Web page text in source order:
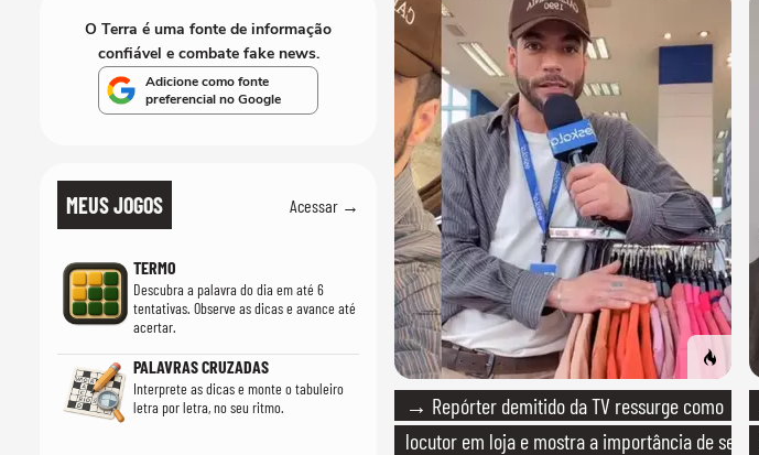
MEUS JOGOS Acessar →
TERMO
Descubra a palavra do dia em até 6
tentativas. Observe as dicas e avance até
acertar.
PALAVRAS CRUZADAS
Interprete as dicas e monte o tabuleiro
letra por letra, no seu ritmo.
→ Repórter demitido da TV ressurge como
locutor em loja e mostra a importância de ser
O Terra é uma fonte de informação
confiável e combate fake news.
Adicione como fonte
preferencial no Google